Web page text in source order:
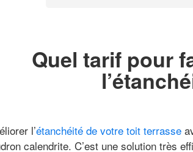
Quel tarif pour
l’étanchéité de votre toit terrasse
calendrite. C’est une solution très